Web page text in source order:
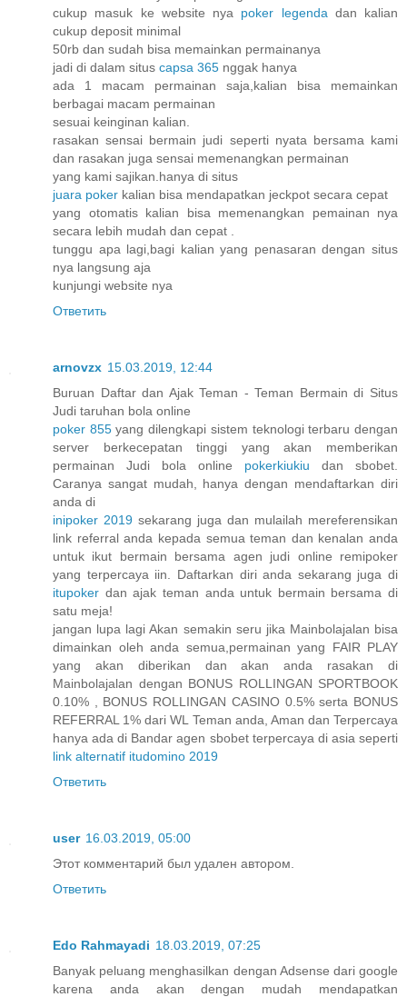
cukup masuk ke website nya poker legenda dan kalian
cukup deposit minimal
50rb dan sudah bisa memainkan permainanya
jadi di dalam situs capsa 365 nggak hanya
ada 1 macam permainan saja,kalian bisa memainkan
berbagai macam permainan
sesuai keinginan kalian.
rasakan sensai bermain judi seperti nyata bersama kami
dan rasakan juga sensai memenangkan permainan
yang kami sajikan.hanya di situs
juara poker kalian bisa mendapatkan jeckpot secara cepat
yang otomatis kalian bisa memenangkan pemainan nya
secara lebih mudah dan cepat .
tunggu apa lagi,bagi kalian yang penasaran dengan situs
nya langsung aja
kunjungi website nya
Ответить
arnovzx 15.03.2019, 12:44
Buruan Daftar dan Ajak Teman - Teman Bermain di Situs
Judi taruhan bola online
poker 855yang dilengkapi sistem teknologi terbaru dengan
server berkecepatan tinggi yang akan memberikan
permainan Judi bola online pokerkiukiu dan sbobet.
Caranya sangat mudah, hanya dengan mendaftarkan diri
anda di
inipoker 2019 sekarang juga dan mulailah mereferensikan
link referral anda kepada semua teman dan kenalan anda
untuk ikut bermain bersama agen judi online remipoker
yang terpercaya iin. Daftarkan diri anda sekarang juga di
itupoker dan ajak teman anda untuk bermain bersama di
satu meja!
jangan lupa lagi Akan semakin seru jika Mainbolajalan bisa
dimainkan oleh anda semua,permainan yang FAIR PLAY
yang akan diberikan dan akan anda rasakan di
Mainbolajalan dengan BONUS ROLLINGAN SPORTBOOK
0.10% , BONUS ROLLINGAN CASINO 0.5% serta BONUS
REFERRAL 1% dari WL Teman anda, Aman dan Terpercaya
hanya ada di Bandar agen sbobet terpercaya di asia seperti
link alternatif itudomino 2019
Ответить
user 16.03.2019, 05:00
Этот комментарий был удален автором.
Ответить
Edo Rahmayadi 18.03.2019, 07:25
Banyak peluang menghasilkan dengan Adsense dari google
karena anda akan dengan mudah mendapatkan